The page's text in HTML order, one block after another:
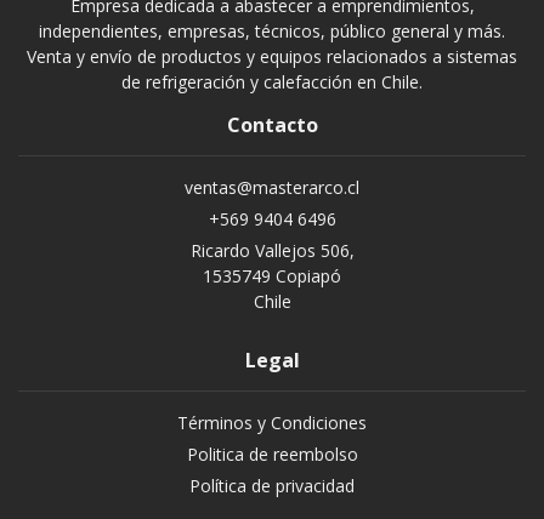
Empresa dedicada a abastecer a emprendimientos,
independientes, empresas, técnicos, público general y más.
Venta y envío de productos y equipos relacionados a sistemas
de refrigeración y calefacción en Chile.
Contacto
ventas@masterarco.cl
+569 9404 6496
Ricardo Vallejos 506,
1535749 Copiapó
Chile
Legal
Términos y Condiciones
Politica de reembolso
Política de privacidad